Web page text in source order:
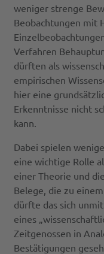
weniger strenge
Beobachtungen mit
Verfahren
dürften als
empirischen
hier eine
Erkenntnisse nicht
kann.
Dabei spielen
eine wichtige Rolle
einer Theorie und
Belege, die zu
dürfte das sich
eines
Zeitgenossen in
Bestätigungen